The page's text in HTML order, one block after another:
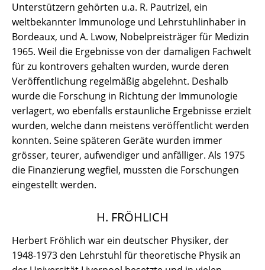
Unterstützern gehörten u.a. R. Pautrizel, ein
weltbekannter Immunologe und Lehrstuhlinhaber in
Bordeaux, und A. Lwow, Nobelpreisträger für Medizin
1965. Weil die Ergebnisse von der damaligen Fachwelt
für zu kontrovers gehalten wurden, wurde deren
Veröffentlichung regelmäßig abgelehnt. Deshalb
wurde die Forschung in Richtung der Immunologie
verlagert, wo ebenfalls erstaunliche Ergebnisse erzielt
wurden, welche dann meistens veröffentlicht werden
konnten. Seine späteren Geräte wurden immer
grösser, teurer, aufwendiger und anfälliger. Als 1975
die Finanzierung wegfiel, mussten die Forschungen
eingestellt werden.
H. FRÖHLICH
Herbert Fröhlich war ein deutscher Physiker, der
1948-1973 den Lehrstuhl für theoretische Physik an